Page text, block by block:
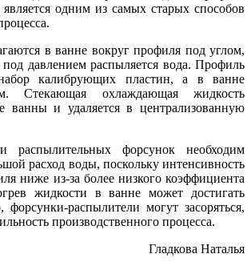
одним из самых старых способов
в ванне вокруг профиля под углом,
давлением распыляется вода. Профиль
калибрующих пластин, а в ванне
Стекающая охлаждающая жидкость
ванны и удаляется в централизованную
распылительных форсунок необходим
расход воды, поскольку интенсивность
ниже из-за более низкого коэффициента
жидкости в ванне может достигать
распылители могут засоряться,
производственного процесса.
Гладкова Наталья